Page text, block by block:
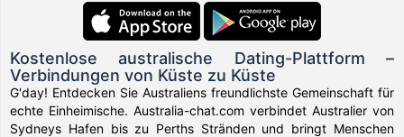
Kostenlose australische Dating-Plattform –
Verbindungen von Küste zu Küste
G'day! Entdecken Sie Australiens freundlichste Gemeinschaft für
echte Einheimische. Australia-chat.com verbindet Australier von
Sydneys Hafen bis zu Perths Stränden und bringt Menschen